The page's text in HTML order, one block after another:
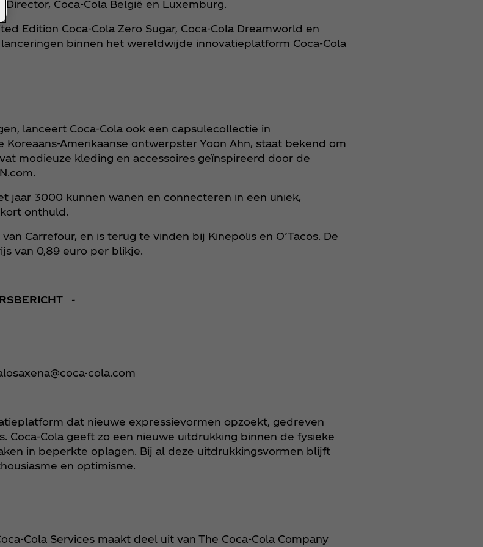
Coca‑Cola België en Luxemburg.
Edition Coca‑Cola Zero Sugar, Coca‑Cola Dreamworld en
binnen het wereldwijde innovatieplatform Coca‑Cola
lanceert Coca‑Cola ook een capsulecollectie in
Amerikaanse ontwerpster Yoon Ahn, staat bekend om
modieuze kleding en accessoires geïnspireerd door de
jaar 3000 kunnen wanen en connecteren in een uniek,
onthuld.
Carrefour, en is terug te vinden bij Kinepolis en O’Tacos. De
van 0,89 euro per blikje.
-
cola.com
dat nieuwe expressievormen opzoekt, gedreven
geeft zo een nieuwe uitdrukking binnen de fysieke
in beperkte oplagen. Bij al deze uitdrukkingsvormen blijft
en optimisme.
Services maakt deel uit van The Coca‑Cola Company